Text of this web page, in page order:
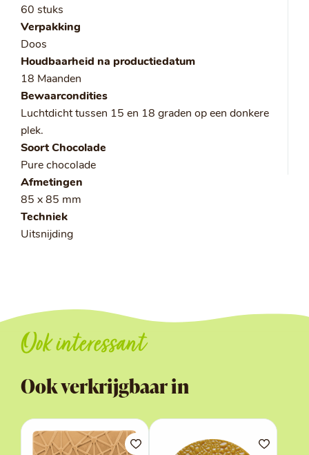
60 stuks
Verpakking
Doos
Houdbaarheid na productiedatum
18 Maanden
Bewaarcondities
Luchtdicht tussen 15 en 18 graden op een donkere
plek.
Soort Chocolade
Pure chocolade
Afmetingen
85 x 85 mm
Techniek
Uitsnijding
Ook interessant
Ook verkrijgbaar in